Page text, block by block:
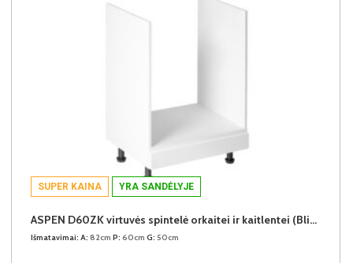
SUPER KAINA YRA SANDĖLYJE
ASPEN D60ZK virtuvės spintelė orkaitei ir kaitlentei (Blizgus baltas/Baltas)
Išmatavimai: A: 82cm P: 60cm G: 50cm